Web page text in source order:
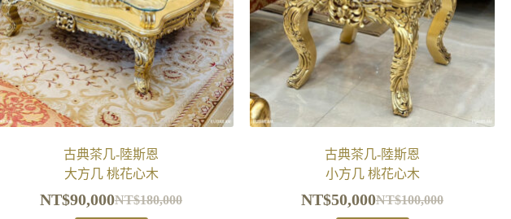
古典茶几-陸斯恩
大方几 桃花心木
NT$180,000
NT$90,000
古典茶几-陸斯恩
小方几 桃花心木
NT$100,000
NT$50,000